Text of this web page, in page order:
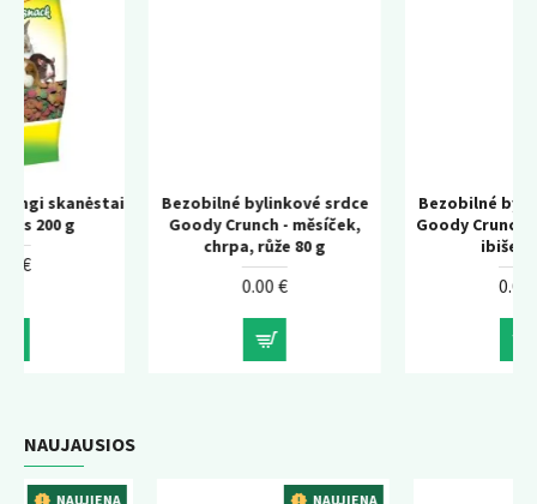
Bezobilné bylinkové srdce
Goody Crunch - měsíček,
chrpa, růže 80 g
Bezobilné bylinkové srdce
Goody Crunch - šípek, růže,
NAUJAUSIOS